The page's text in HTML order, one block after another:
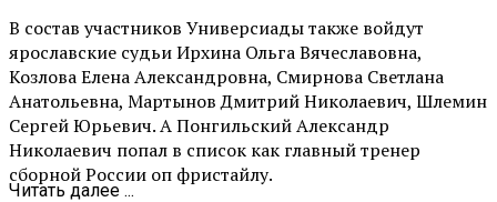
В состав участников Универсиады также войдут
ярославские судьи Ирхина Ольга Вячеславовна,
Козлова Елена Александровна, Смирнова Светлана
Анатольевна, Мартынов Дмитрий Николаевич, Шлемин
Сергей Юрьевич. А Понгильский Александр
Николаевич попал в список как главный тренер
сборной России оп фристайлу.
Читать далее ...